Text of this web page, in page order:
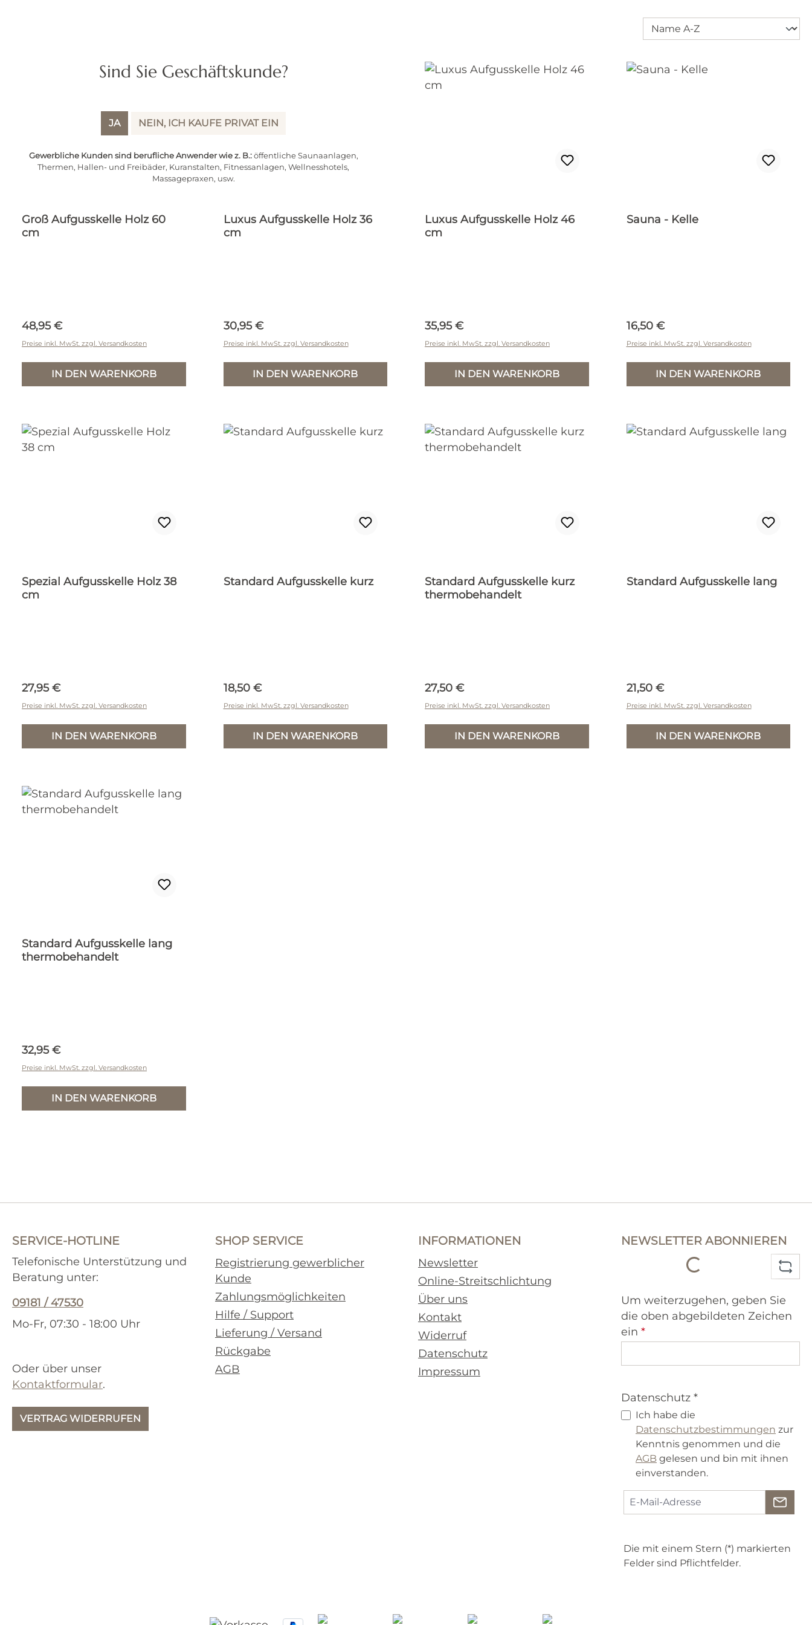
Sind Sie Geschäftskunde?
JA NEIN, ICH KAUFE PRIVAT EIN
Gewerbliche Kunden sind berufliche Anwender wie z. B.:öffentliche Saunaanlagen,
Thermen, Hallen- und Freibäder, Kuranstalten, Fitnessanlagen, Wellnesshotels,
Massagepraxen, usw.
Groß Aufgusskelle Holz 60
cm
Regulärer Preis:
48,95 €
Preise inkl. MwSt. zzgl. Versandkosten
IN DEN WARENKORB
Luxus Aufgusskelle Holz 36
cm
Regulärer Preis:
30,95 €
Preise inkl. MwSt. zzgl. Versandkosten
IN DEN WARENKORB
Luxus Aufgusskelle Holz 46
cm
Regulärer Preis:
35,95 €
Preise inkl. MwSt. zzgl. Versandkosten
IN DEN WARENKORB
Sauna - Kelle
Regulärer Preis:
16,50 €
Preise inkl. MwSt. zzgl. Versandkosten
IN DEN WARENKORB
Spezial Aufgusskelle Holz 38
cm
Regulärer Preis:
27,95 €
Preise inkl. MwSt. zzgl. Versandkosten
IN DEN WARENKORB
Standard Aufgusskelle kurz
Regulärer Preis:
18,50 €
Preise inkl. MwSt. zzgl. Versandkosten
IN DEN WARENKORB
Standard Aufgusskelle kurz
thermobehandelt
Regulärer Preis:
27,50 €
Preise inkl. MwSt. zzgl. Versandkosten
IN DEN WARENKORB
Standard Aufgusskelle lang
Regulärer Preis:
21,50 €
Preise inkl. MwSt. zzgl. Versandkosten
IN DEN WARENKORB
Standard Aufgusskelle lang
thermobehandelt
Regulärer Preis:
32,95 €
Preise inkl. MwSt. zzgl. Versandkosten
IN DEN WARENKORB
SERVICE-HOTLINE
Telefonische Unterstützung und
Beratung unter:
09181 / 47530
Mo-Fr, 07:30 - 18:00 Uhr
Oder über unser
Kontaktformular.
VERTRAG WIDERRUFEN
SHOP SERVICE
Registrierung gewerblicher
Kunde
Zahlungsmöglichkeiten
Hilfe / Support
Lieferung / Versand
Rückgabe
AGB
INFORMATIONEN
Newsletter
Online-Streitschlichtung
Über uns
Kontakt
Widerruf
Datenschutz
Impressum
NEWSLETTER ABONNIEREN
Loading...
Um weiterzugehen, geben Sie
die oben abgebildeten Zeichen
ein *
Datenschutz *
Ich habe die
Datenschutzbestimmungen zur
Kenntnis genommen und die
AGB gelesen und bin mit ihnen
einverstanden.
Die mit einem Stern (*) markierten
Felder sind Pflichtfelder.